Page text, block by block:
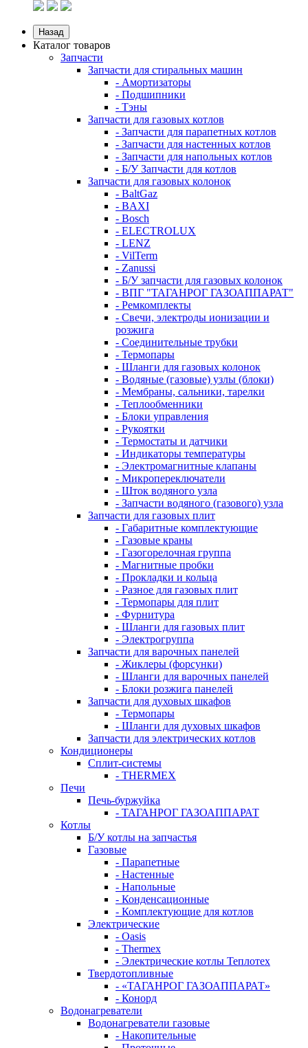
Назад
Каталог товаров
Запчасти
Запчасти для стиральных машин
- Амортизаторы
- Подшипники
- Тэны
Запчасти для газовых котлов
- Запчасти для парапетных котлов
- Запчасти для настенных котлов
- Запчасти для напольных котлов
- Б/У Запчасти для котлов
Запчасти для газовых колонок
- BaltGaz
- BAXI
- Bosch
- ELECTROLUX
- LENZ
- VilTerm
- Zanussi
- Б/У запчасти для газовых колонок
- ВПГ "ТАГАНРОГ ГАЗОАППАРАТ"
- Ремкомплекты
- Свечи, электроды ионизации и
розжига
- Соединительные трубки
- Термопары
- Шланги для газовых колонок
- Водяные (газовые) узлы (блоки)
- Мембраны, сальники, тарелки
- Теплообменники
- Блоки управления
- Рукоятки
- Термостаты и датчики
- Индикаторы температуры
- Электромагнитные клапаны
- Микропереключатели
- Шток водяного узла
- Запчасти водяного (газового) узла
Запчасти для газовых плит
- Габаритные комплектующие
- Газовые краны
- Газогорелочная группа
- Магнитные пробки
- Прокладки и кольца
- Разное для газовых плит
- Термопары для плит
- Фурнитура
- Шланги для газовых плит
- Электрогруппа
Запчасти для варочных панелей
- Жиклеры (форсунки)
- Шланги для варочных панелей
- Блоки розжига панелей
Запчасти для духовых шкафов
- Термопары
- Шланги для духовых шкафов
Запчасти для электрических котлов
Кондиционеры
Сплит-системы
- THERMEX
Печи
Печь-буржуйка
- ТАГАНРОГ ГАЗОАППАРАТ
Котлы
Б/У котлы на запчастья
Газовые
- Парапетные
- Настенные
- Напольные
- Конденсационные
- Комплектующие для котлов
Электрические
- Oasis
- Thermex
- Электрические котлы Теплотех
Твердотопливные
- «ТАГАНРОГ ГАЗОАППАРАТ»
- Конорд
Водонагреватели
Водонагреватели газовые
- Накопительные